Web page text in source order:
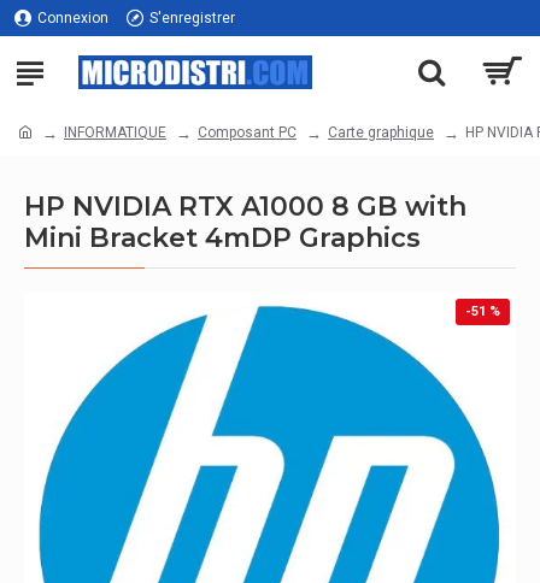
Connexion S'enregistrer
INFORMATIQUE Composant PC Carte graphique HP
HP NVIDIA RTX A1000 8 GB with
Mini Bracket 4mDP Graphics
-51 %